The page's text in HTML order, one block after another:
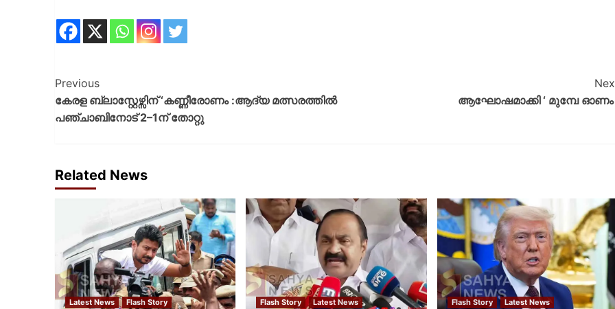
Previous
കേരള ബ്ലാസ്റ്റേഴ്സിന് ‘കണ്ണീരോണം :ആദ്യ മത്സരത്തിൽ
പഞ്ചാബിനോട് 2–1ന് തോറ്റു
ആഘോഷമാക്കി ‘ മുമ്പേ ഓണം
Related News
Latest News Flash Story Flash Story Latest News Flash Story Latest News